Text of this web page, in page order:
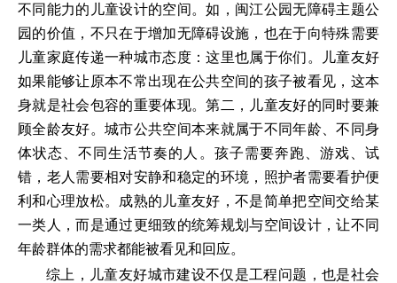
不同能力的儿童设计的空间。如，闽江公园无障碍主题公
园的价值，不只在于增加无障碍设施，也在于向特殊需要
儿童家庭传递一种城市态度：这里也属于你们。儿童友好
如果能够让原本不常出现在公共空间的孩子被看见，这本
身就是社会包容的重要体现。第二，儿童友好的同时要兼
顾全龄友好。城市公共空间本来就属于不同年龄、不同身
体状态、不同生活节奏的人。孩子需要奔跑、游戏、试
错，老人需要相对安静和稳定的环境，照护者需要看护便
利和心理放松。成熟的儿童友好，不是简单把空间交给某
一类人，而是通过更细致的统筹规划与空间设计，让不同
年龄群体的需求都能被看见和回应。
综上，儿童友好城市建设不仅是工程问题，也是社会